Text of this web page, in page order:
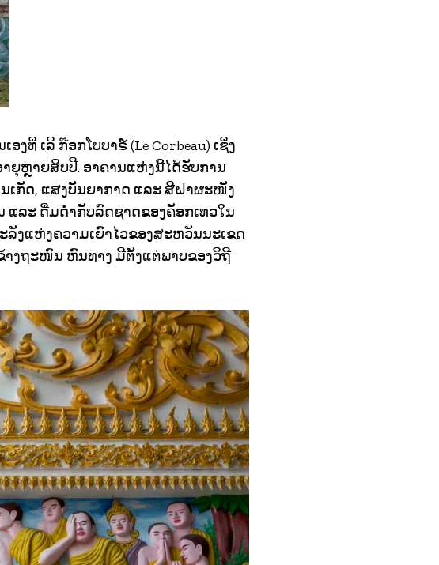
ທີ່ ເລີ ກ໊ອກໂບບາຣ໌ (Le Corbeau) ເຊິ່ງ
າຍຸຫຼາຍສິບປີ. ອາຄານແຫ່ງນີ້ໄດ້ຮັບການ
ເກັດ, ແສງບັນຍາກາດ ແລະ ສີຝາຜະໜັງ
ແລະ ດື່ມດໍ່າກັບລົດຊາດຂອງຄັອກເທວໃນ
ງແຫ່ງຄວາມເຍົາໄວຂອງສະຫວັນນະເຂດ
ງຖະໜົນ ຫົນທາງ ມີຕັ້ງແຕ່ພາບຂອງວິຖີ